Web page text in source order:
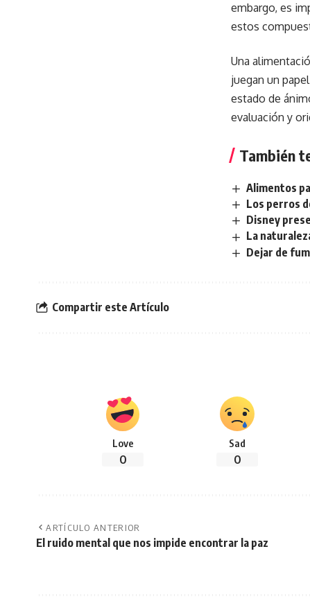
embargo, es
estos
Una
juegan un
estado de
evaluación y
También
Alimentos
Los perros
Disney
La
Dejar de
Compartir este Artículo
Love
0
Sad
0
ARTÍCULO ANTERIOR
El ruido mental que nos impide encontrar la paz